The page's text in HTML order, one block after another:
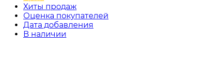
Хиты продаж
Оценка покупателей
Дата добавления
В наличии